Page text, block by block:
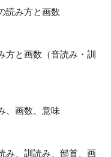
読み方と画数
方と画数（音読み・訓
、画数、意味
み、訓読み、部首、画